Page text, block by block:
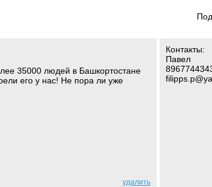
35000 людей в Башкортостане
его у нас! Не пора ли уже
удалить
Контакты:
Павел